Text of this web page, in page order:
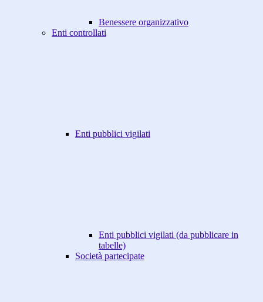
Benessere organizzativo
Enti controllati
Enti pubblici vigilati
Enti pubblici vigilati (da pubblicare in
tabelle)
Società partecipate